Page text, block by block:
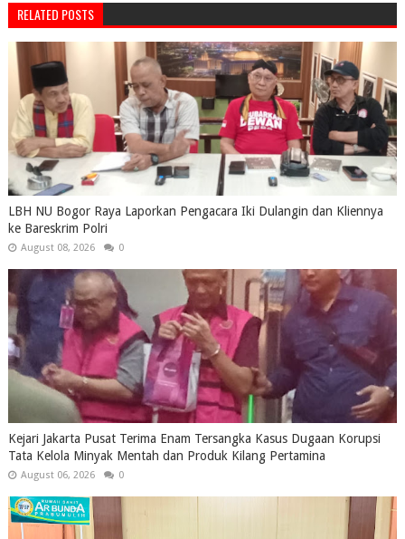
RELATED POSTS
LBH NU Bogor Raya Laporkan Pengacara Iki Dulangin dan Kliennya
ke Bareskrim Polri
August 08, 2026 0
Kejari Jakarta Pusat Terima Enam Tersangka Kasus Dugaan Korupsi
Tata Kelola Minyak Mentah dan Produk Kilang Pertamina
August 06, 2026 0